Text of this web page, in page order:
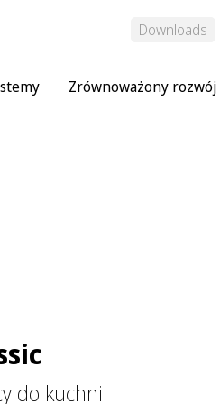
Downloads
Zrównoważony rozwój
do kuchni